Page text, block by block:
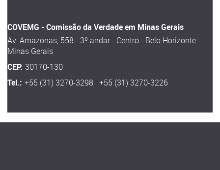
COVEMG - Comissão da Verdade em Minas Gerais
Av. Amazonas, 558 - 3º andar - Centro - Belo Horizonte -
Minas Gerais
CEP: 30170-130
Tel.: +55 (31) 3270-3298 +55 (31) 3270-3226